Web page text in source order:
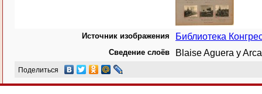
Источник изображения Библиотека
Сведение слоёв Blaise Aguera y
Поделиться